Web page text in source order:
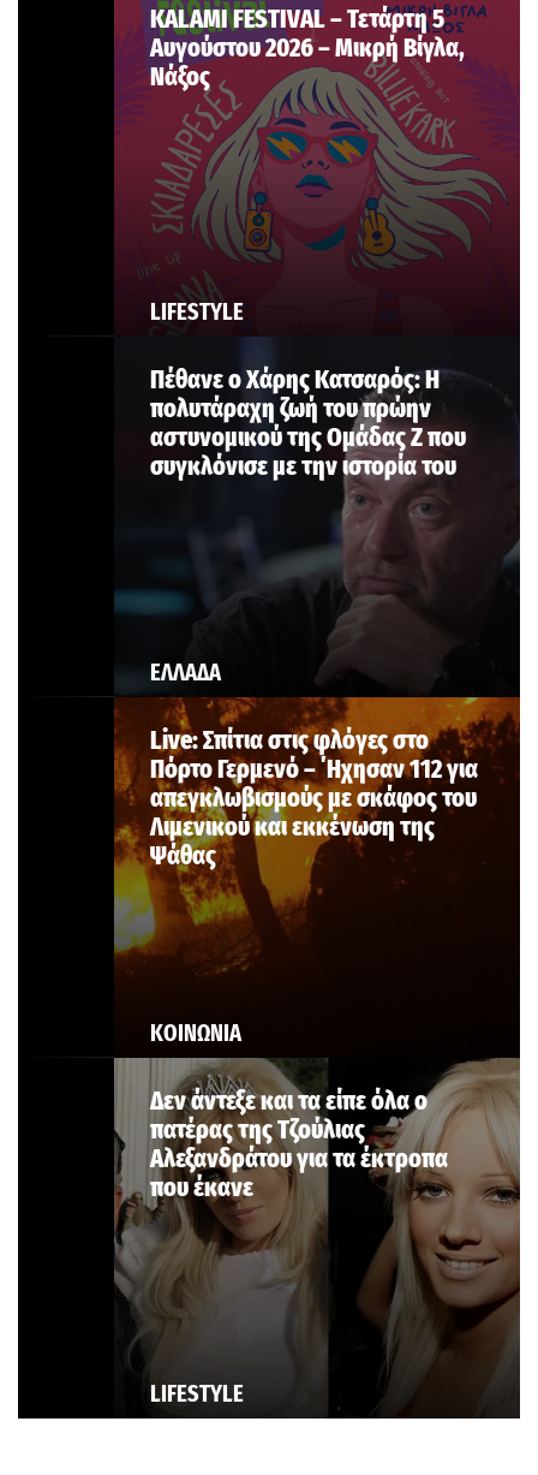
LIFESTYLE
KALAMI FESTIVAL – Τετάρτη 5
Αυγούστου 2026 – Μικρή Βίγλα,
Νάξος
ΕΛΛΑΔΑ
Πέθανε ο Χάρης Κατσαρός: Η
πολυτάραχη ζωή του πρώην
αστυνομικού της Ομάδας Ζ που
συγκλόνισε με την ιστορία του
ΚΟΙΝΩΝΙΑ
Live: Σπίτια στις φλόγες στο
Πόρτο Γερμενό – ΄Ηχησαν 112 για
απεγκλωβισμούς με σκάφος του
Λιμενικού και εκκένωση της
Ψάθας
LIFESTYLE
Δεν άντεξε και τα είπε όλα ο
πατέρας της Τζούλιας
Αλεξανδράτου για τα έκτροπα
που έκανε